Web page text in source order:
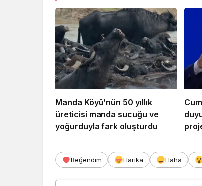
Manda Köyü’nün 50 yıllık
üreticisi manda sucuğu ve
yoğurduyla fark oluşturdu
Beğendim Harika Haha